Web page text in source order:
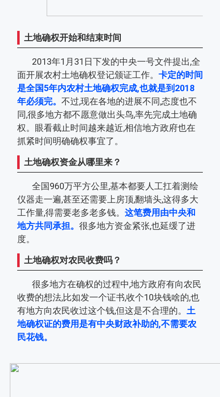
土地确权开始和结束时间
2013年1月31日下发的中央一号文件提出,全
面开展农村土地确权登记颁证工作。 卡定的时间
是全国5年内农村土地确权完成,也就是到2018
年必须完。 不过,现在各地的进展不同,态度也不
同,很多地方都不愿意做出头鸟,率先完成土地确
权。眼看截止时间越来越近,相信地方政府也在
抓紧时间明确确权事宜了。
土地确权资金从哪里来？
全国960万平方公里,基本都要人工扛着测绘
仪器走一遍,甚至还需要上房顶,翻墙头,这得多大
工作量,得需要老多老多钱。 这笔费用由中央和
地方共同承担。 很多地方资金紧张,也延缓了进
度。
土地确权对农民收费吗？
很多地方在确权的过程中,地方政府有向农民
收费的想法,比如发一个证书,收个10块钱啥的,也
有地方向农民收过这个钱,但这是不合理的。 土
地确权证的费用是有中央财政补助的,不需要农
民花钱。